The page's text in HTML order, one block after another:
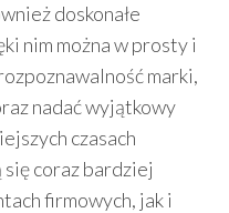
doskonałe
nim można w prosty i
marki,
nadać wyjątkowy
czasach
coraz bardziej
firmowych, jak i